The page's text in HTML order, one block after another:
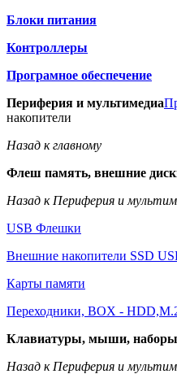
Блоки питания
Контроллеры
Програмное обеспечение
Периферия и мультимедиа
накопители
Назад к главному
Флеш память, внешние
Назад к Периферия и
USB Флешки
Внешние накопители SSD
Карты памяти
Переходники, BOX -
Клавиатуры, мыши, наборы
Назад к Периферия и